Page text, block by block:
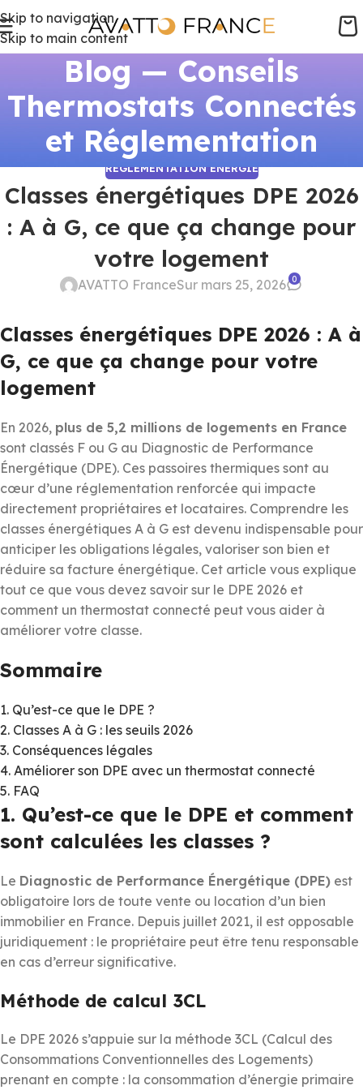
Skip to navigation
Skip to main content
Blog — Conseils
Thermostats Connectés
et Réglementation
RÉGLEMENTATION ÉNERGIE
Classes énergétiques DPE 2026
: A à G, ce que ça change pour
votre logement
AVATTO FranceSur mars 25, 2026 0
Classes énergétiques DPE 2026 : A à
G, ce que ça change pour votre
logement
En 2026, plus de 5,2 millions de logements en France
sont classés F ou G au Diagnostic de Performance
Énergétique (DPE). Ces passoires thermiques sont au
cœur d’une réglementation renforcée qui impacte
directement propriétaires et locataires. Comprendre les
classes énergétiques A à G est devenu indispensable pour
anticiper les obligations légales, valoriser son bien et
réduire sa facture énergétique. Cet article vous explique
tout ce que vous devez savoir sur le DPE 2026 et
comment un thermostat connecté peut vous aider à
améliorer votre classe.
Sommaire
1. Qu’est-ce que le DPE ?
2. Classes A à G : les seuils 2026
3. Conséquences légales
4. Améliorer son DPE avec un thermostat connecté
5. FAQ
1. Qu’est-ce que le DPE et comment
sont calculées les classes ?
Le Diagnostic de Performance Énergétique (DPE) est
obligatoire lors de toute vente ou location d’un bien
immobilier en France. Depuis juillet 2021, il est opposable
juridiquement : le propriétaire peut être tenu responsable
en cas d’erreur significative.
Méthode de calcul 3CL
Le DPE 2026 s’appuie sur la méthode 3CL (Calcul des
Consommations Conventionnelles des Logements)
prenant en compte : la consommation d’énergie primaire